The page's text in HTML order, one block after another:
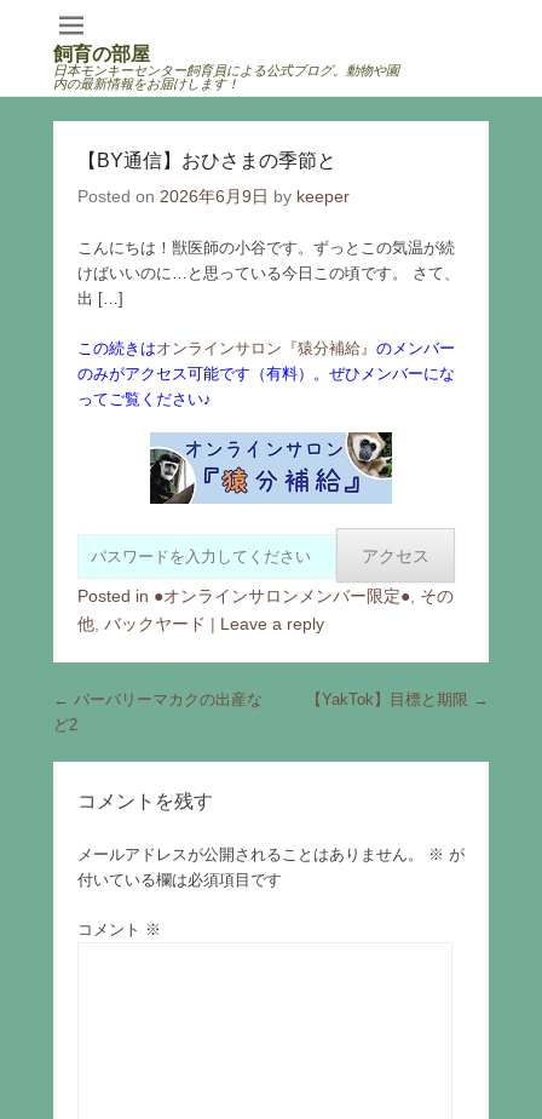
飼育の部屋
日本モンキーセンター飼育員による公式ブログ。動物や園
内の最新情報をお届けします！
【BY通信】おひさまの季節と
Posted on 2026年6月9日 by keeper
こんにちは！獣医師の小谷です。ずっとこの気温が続
けばいいのに…と思っている今日この頃です。 さて、
出 […]
この続きはオンラインサロン『猿分補給』 のメンバー
のみがアクセス可能です（有料）。ぜひメンバーにな
ってご覧ください♪
Posted in ●オンラインサロンメンバー限定● その
他 バックヤード | Leave a reply
Post navigation
← バーバリーマカクの出産な
ど2
【YakTok】目標と期限 →
コメントを残す
メールアドレスが公開されることはありません。 ※ が
付いている欄は必須項目です
コメント ※